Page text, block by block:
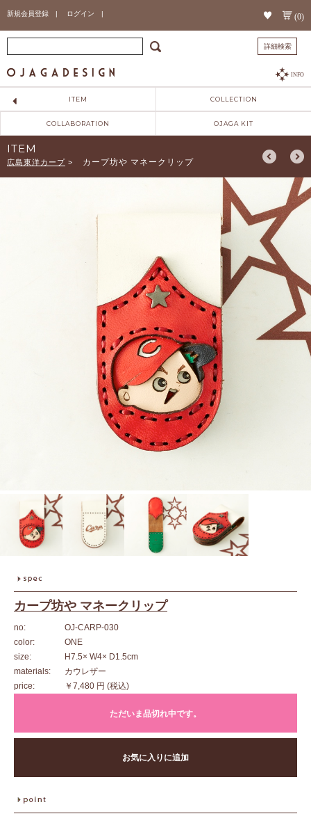
新規会員登録 | ログイン | (0)
詳細検索
INFO
ITEM COLLECTION
COLLABORATION OJAGA KIT
ITEM
広島東洋カープ > カープ坊や マネークリップ
カープ坊や マネークリップ
no:
OJ-CARP-030
color:
ONE
size:
H7.5× W4× D1.5cm
materials:
カウレザー
price:
￥7,480 円 (税込)
ただいま品切れ中です。
お気に入りに追加